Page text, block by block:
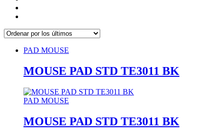
PAD MOUSE
MOUSE PAD STD TE3011 BK
PAD MOUSE
MOUSE PAD STD TE3011 BK